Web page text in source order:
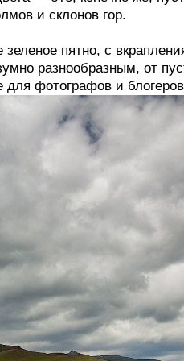
и склонов гор.
пятно, с
разнообразным, от
фотографов и